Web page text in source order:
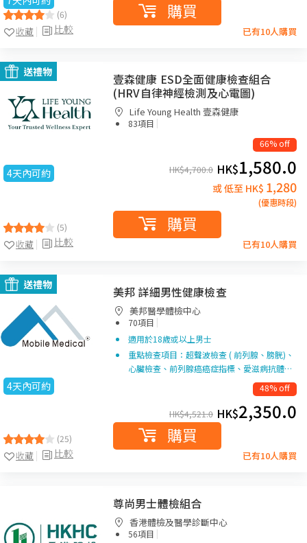
(6)
比較
收藏
購買
已有10人購買
送禮物
4天內可約
(5)
比較
收藏
壹森健康 ESD全面健康檢查組合
(HRV自律神經檢測及心電圖)
Life Young Health 壹森健康
83項目 |
66% off
HK$4,700.0 HK$1,580.0
或 低至 HK$ 1,280
(優惠時段)
購買
已有10人購買
送禮物
4天內可約
(25)
比較
收藏
美邦 詳細男性健康檢查
美邦醫學體檢中心
70項目 |
適用於18歲或以上男士
重點檢查項目：超聲波檢查 ( 前列腺、膀胱)、
心臟檢查、前列腺癌癌症指標、愛滋病抗體…
48% off
HK$4,521.0 HK$2,350.0
購買
已有10人購買
尊尚男士體檢組合
香港體檢及醫學診斷中心
56項目 |